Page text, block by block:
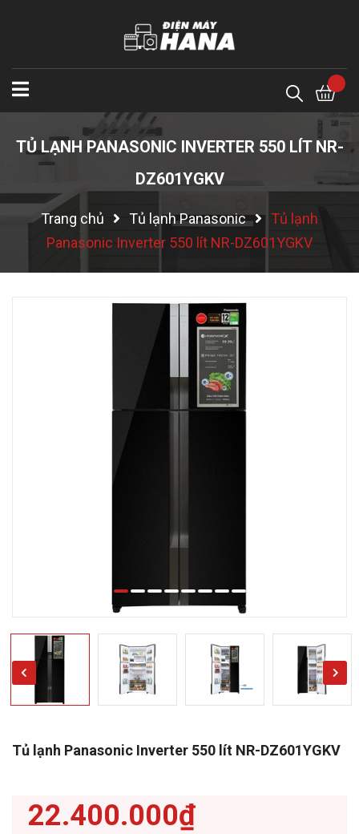
TỦ LẠNH PANASONIC INVERTER 550 LÍT NR-
DZ601YGKV
Trang chủ Tủ lạnh Panasonic
Tủ lạnh
Panasonic Inverter 550 lít NR-DZ601YGKV
Tủ lạnh Panasonic Inverter 550 lít NR-DZ601YGKV
22.400.000₫